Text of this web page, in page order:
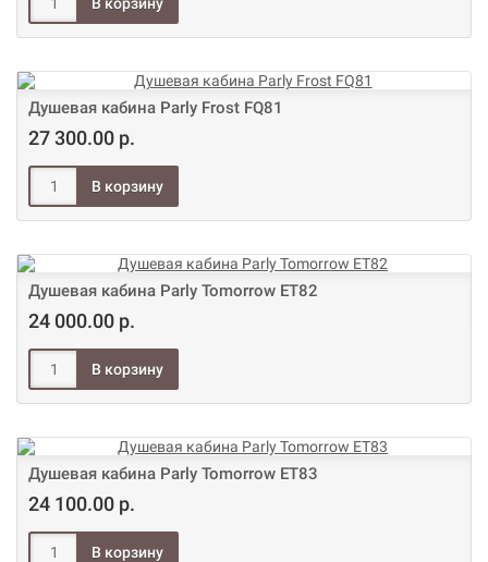
Душевая кабина Parly Frost FQ81
27 300.00 р.
Душевая кабина Parly Tomorrow ET82
24 000.00 р.
Душевая кабина Parly Tomorrow ET83
24 100.00 р.